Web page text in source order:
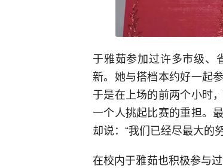
于雅茹参加过许多市级、
新。她与搭档本约好一起
于是在上场的前两个小时
一个人挑起比赛的重担。
却说：“我们已经尽最大的
在校内于雅茹也积极参与